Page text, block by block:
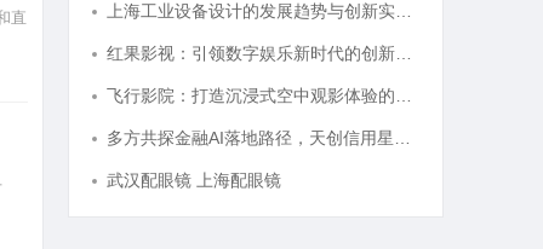
直
武汉配眼镜 上海配眼镜